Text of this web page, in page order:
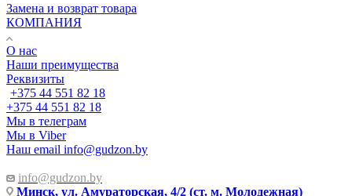
Замена и возврат товара
КОМПАНИЯ
О нас
Наши преимущества
Реквизиты
+375 44 551 82 18
+375 44 551 82 18
Мы в телеграм
Мы в Viber
Наш email info@gudzon.by
info@gudzon.by
Минск, ул. Амураторская, 4/2 (ст. м. Молодежная)